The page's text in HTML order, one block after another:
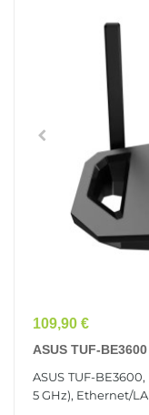
Prix
109,90 €
ASUS TUF-
ASUS TUF-
5 GHz), Ethernet/